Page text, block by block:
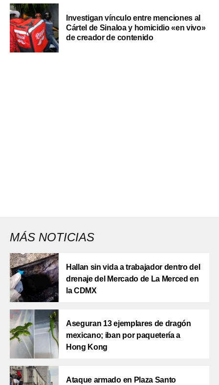
Investigan vínculo entre menciones al
Cártel de Sinaloa y homicidio «en vivo»
de creador de contenido
MÁS NOTICIAS
Hallan sin vida a trabajador dentro del
drenaje del Mercado de La Merced en
la CDMX
Aseguran 13 ejemplares de dragón
mexicano; iban por paquetería a
Hong Kong
Ataque armado en Plaza Santo